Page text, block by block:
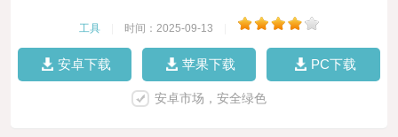
工具 时间：2025-09-13
安卓下载 苹果下载 PC下载
安卓市场，安全绿色